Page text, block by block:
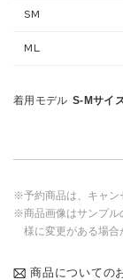
SM
ML
着用モデル S-Mサイ
※予約商品は、キャン
※商品画像はサンプル
様に変更がある場合
商品についての